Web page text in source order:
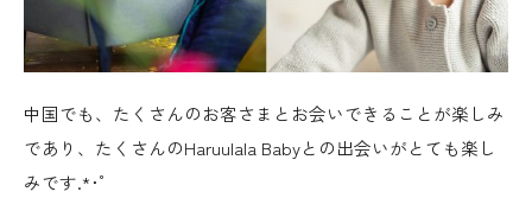
中国でも、たくさんのお客さまとお会いできることが楽しみ
であり、たくさんのHaruulala Babyとの出会いがとても楽し
みです.*･ﾟ